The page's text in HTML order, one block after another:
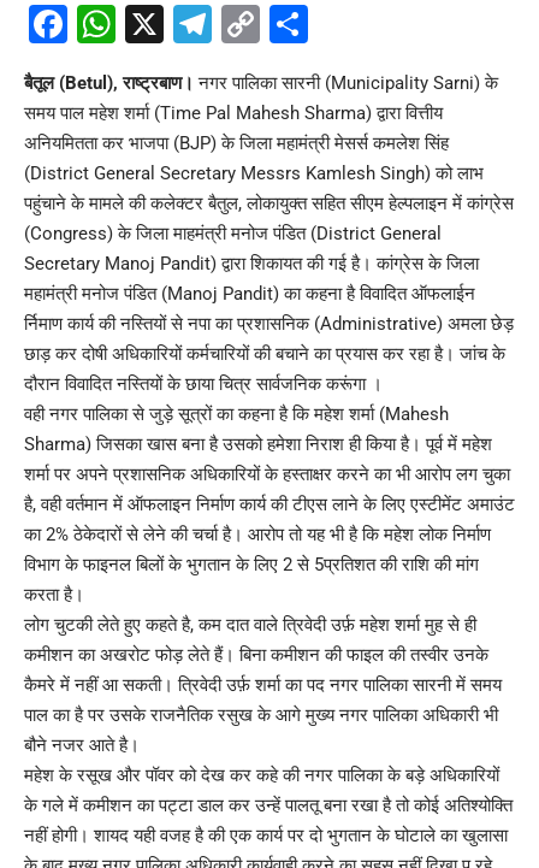
Facebook
WhatsApp
X Telegram
Copy
Link
बैतूल (Betul), राष्ट्रबाण।नगर पालिका सारनी (Municipality Sarni) के
समय पाल महेश शर्मा (Time Pal Mahesh Sharma) द्वारा वित्तीय
अनियमितता कर भाजपा (BJP) के जिला महामंत्री मेसर्स कमलेश सिंह
(District General Secretary Messrs Kamlesh Singh) को लाभ
पहुंचाने के मामले की कलेक्टर बैतुल, लोकायुक्त सहित सीएम हेल्पलाइन में कांग्रेस
(Congress) के जिला माहमंत्री मनोज पंडित (District General
Secretary Manoj Pandit) द्वारा शिकायत की गई है। कांग्रेस के जिला
महामंत्री मनोज पंडित (Manoj Pandit) का कहना है विवादित ऑफलाईन
र्निमाण कार्य की नस्तियों से नपा का प्रशासनिक (Administrative) अमला छेड़
छाड़ कर दोषी अधिकारियों कर्मचारियों की बचाने का प्रयास कर रहा है। जांच के
दौरान विवादित नस्तियों के छाया चित्र सार्वजनिक करूंगा ।
वही नगर पालिका से जुड़े सूत्रों का कहना है कि महेश शर्मा (Mahesh
Sharma) जिसका खास बना है उसको हमेशा निराश ही किया है। पूर्व में महेश
शर्मा पर अपने प्रशासनिक अधिकारियों के हस्ताक्षर करने का भी आरोप लग चुका
है, वही वर्तमान में ऑफलाइन निर्माण कार्य की टीएस लाने के लिए एस्टीमेंट अमाउंट
का 2% ठेकेदारों से लेने की चर्चा है। आरोप तो यह भी है कि महेश लोक निर्माण
विभाग के फाइनल बिलों के भुगतान के लिए 2 से 5प्रतिशत की राशि की मांग
करता है।
लोग चुटकी लेते हुए कहते है, कम दात वाले त्रिवेदी उर्फ़ महेश शर्मा मुह से ही
कमीशन का अखरोट फोड़ लेते हैं। बिना कमीशन की फाइल की तस्वीर उनके
कैमरे में नहीं आ सकती। त्रिवेदी उर्फ़ शर्मा का पद नगर पालिका सारनी में समय
पाल का है पर उसके राजनैतिक रसुख के आगे मुख्य नगर पालिका अधिकारी भी
बौने नजर आते है।
महेश के रसूख और पॉवर को देख कर कहे की नगर पालिका के बड़े अधिकारियों
के गले में कमीशन का पट्टा डाल कर उन्हें पालतू बना रखा है तो कोई अतिश्योक्ति
नहीं होगी। शायद यही वजह है की एक कार्य पर दो भुगतान के घोटाले का खुलासा